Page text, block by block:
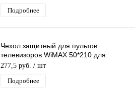
Подробнее
Чехол защитный для пультов
телевизоров WiMAX 50*210 для
телевизионного ПДУ, ПВХ,
искусственная кожа
277,5 руб. / шт
Подробнее